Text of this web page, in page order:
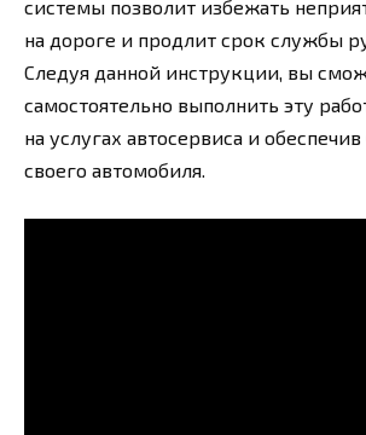
системы позволит избежать
на дороге и продлит срок службы
Следуя данной инструкции, вы
самостоятельно выполнить эту
на услугах автосервиса и обеспечив
своего автомобиля.